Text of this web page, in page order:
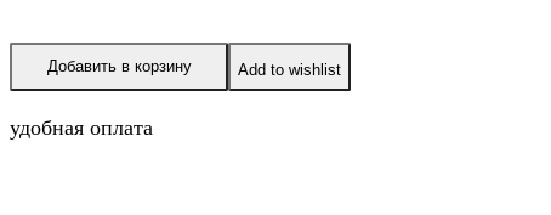
Добавить в корзину Add to wishlist
удобная оплата